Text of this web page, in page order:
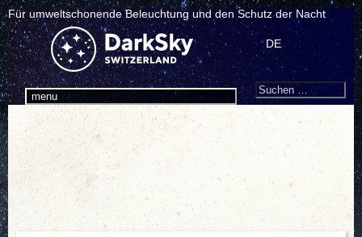
Für umweltschonende Beleuchtung und den Schutz der Nacht
menu
DE
Search
Suchen